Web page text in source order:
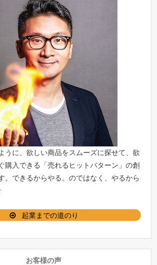
うに、欲しい商品をスムーズに探せて、欲
購入できる「売れるヒットパターン 」の創
。できるからやる。のではなく、やるから
起業までの道のり
お客様の声